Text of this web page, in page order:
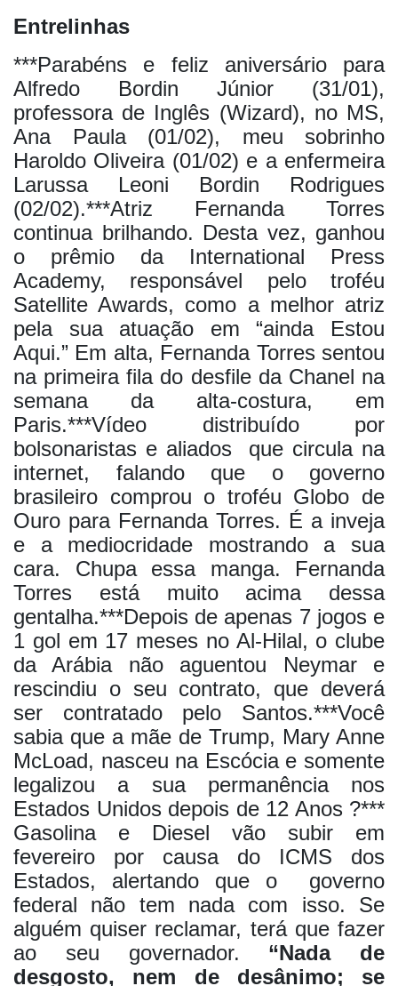
Entrelinhas
***Parabéns e feliz aniversário para
Alfredo Bordin Júnior (31/01),
professora de Inglês (Wizard), no MS,
Ana Paula (01/02), meu sobrinho
Haroldo Oliveira (01/02) e a enfermeira
Larussa Leoni Bordin Rodrigues
(02/02).***Atriz Fernanda Torres
continua brilhando. Desta vez, ganhou
o prêmio da International Press
Academy, responsável pelo troféu
Satellite Awards, como a melhor atriz
pela sua atuação em “ainda Estou
Aqui.” Em alta, Fernanda Torres sentou
na primeira fila do desfile da Chanel na
semana da alta-costura, em
Paris.***Vídeo distribuído por
bolsonaristas e aliados
que circula na
internet, falando que o governo
brasileiro comprou o troféu Globo de
Ouro para Fernanda Torres. É a inveja
e a mediocridade mostrando a sua
cara. Chupa essa manga. Fernanda
Torres está muito acima dessa
gentalha.***Depois de apenas 7 jogos e
1 gol em 17 meses no Al-Hilal, o clube
da Arábia não aguentou Neymar e
rescindiu o seu contrato, que deverá
ser contratado pelo Santos.***Você
sabia que a mãe de Trump, Mary Anne
McLoad, nasceu na Escócia e somente
legalizou a sua permanência nos
Estados Unidos depois de 12 Anos ?***
Gasolina e Diesel vão subir em
fevereiro por causa do ICMS dos
Estados, alertando que o
governo
federal não tem nada com isso. Se
alguém quiser reclamar, terá que fazer
ao seu governador. “Nada de
desgosto, nem de desânimo; se